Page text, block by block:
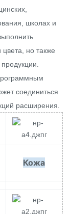
школах и
но также
соединиться
расширения.
Кожа